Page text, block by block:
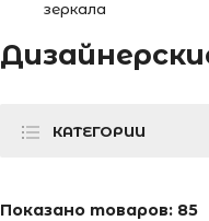
зеркала
КАТЕГОРИИ
Показано товаров: 85